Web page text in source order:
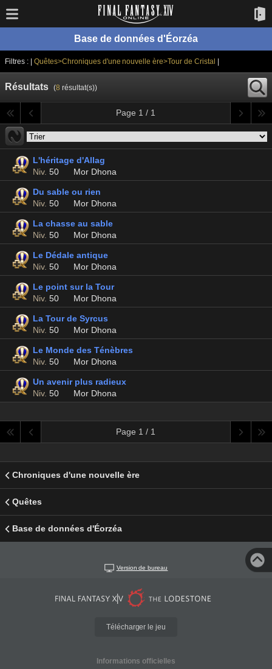
Base de données d'Éorzéa
Filtres : | Quêtes>Chroniques d'une nouvelle ère>Tour de Cristal
Résultats (8 résultat(s))
Page 1 / 1
L'héritage d'Allag
Niv. 50 Mor Dhona
Du sable ou rien
Niv. 50 Mor Dhona
La chasse au sable
Niv. 50 Mor Dhona
Le Dédale antique
Niv. 50 Mor Dhona
Le point sur la Tour
Niv. 50 Mor Dhona
La Tour de Syrcus
Niv. 50 Mor Dhona
Le Monde des Ténèbres
Niv. 50 Mor Dhona
Un avenir plus radieux
Niv. 50 Mor Dhona
Page 1 / 1
Chroniques d'une nouvelle ère
Quêtes
Base de données d'Éorzéa
Version de bureau
Télécharger le jeu
Informations officielles